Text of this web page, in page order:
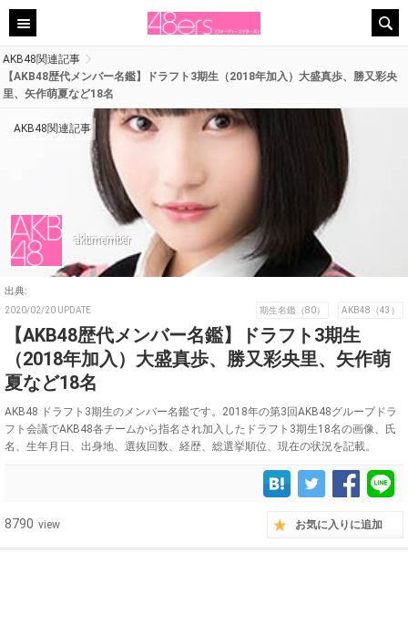
AKB48関連記事
【AKB48歴代メンバー名鑑】ドラフト3期生（2018年加入）大盛真歩、勝又彩央
里、矢作萌夏など18名
AKB48関連記事
akbmember
出典:
2020/02/20 UPDATE 期生名鑑（80） AKB48（43）
【AKB48歴代メンバー名鑑】ドラフト3期生
（2018年加入）大盛真歩、勝又彩央里、矢作萌
夏など18名
AKB48 ドラフト3期生のメンバー名鑑です。2018年の第3回AKB48グループドラ
フト会議でAKB48各チームから指名され加入したドラフト3期生18名の画像、氏
名、生年月日、出身地、選抜回数、経歴、総選挙順位、現在の状況を記載。
8790 view お気に入りに追加